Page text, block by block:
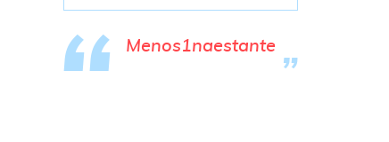
Menos1naestante